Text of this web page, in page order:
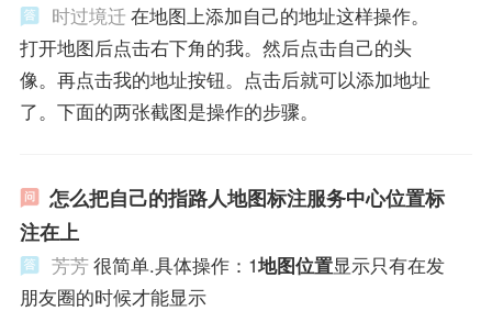
时过境迁 在地图上添加自己的地址这样操作。
打开地图后点击右下角的我。然后点击自己的头
像。再点击我的地址按钮。点击后就可以添加地址
了。下面的两张截图是操作的步骤。
怎么把自己的指路人地图标注服务中心位置标
注在上
芳芳很简单.具体操作：1地图位置显示只有在发
朋友圈的时候才能显示